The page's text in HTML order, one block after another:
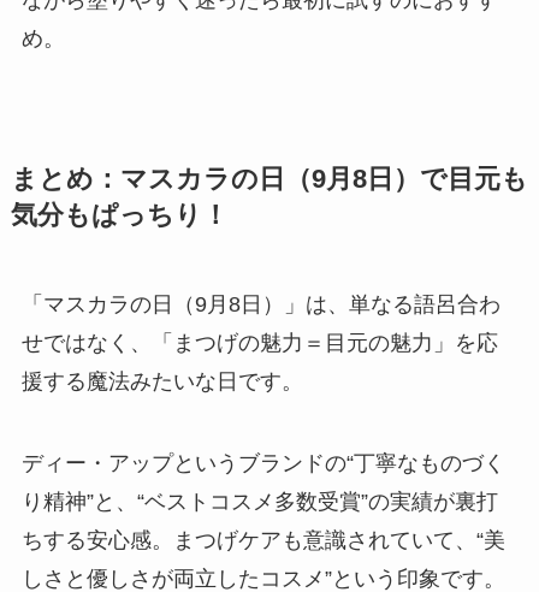
め。
まとめ：マスカラの日（9月8日）で目元も
気分もぱっちり！
「マスカラの日（9月8日）」は、単なる語呂合わ
せではなく、「まつげの魅力＝目元の魅力」を応
援する魔法みたいな日です。
ディー・アップというブランドの“丁寧なものづく
り精神”と、“ベストコスメ多数受賞”の実績が裏打
ちする安心感。まつげケアも意識されていて、“美
しさと優しさが両立したコスメ”という印象です。